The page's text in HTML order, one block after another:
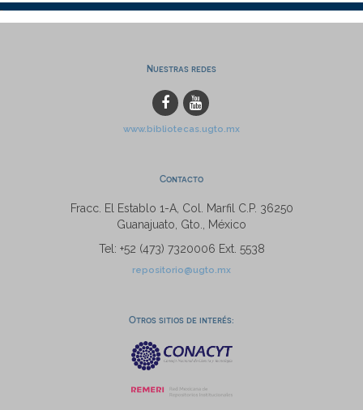
Nuestras redes
www.bibliotecas.ugto.mx
Contacto
Fracc. El Establo 1-A, Col. Marfil C.P. 36250
Guanajuato, Gto., México
Tel: +52 (473) 7320006 Ext. 5538
repositorio@ugto.mx
Otros sitios de interés: